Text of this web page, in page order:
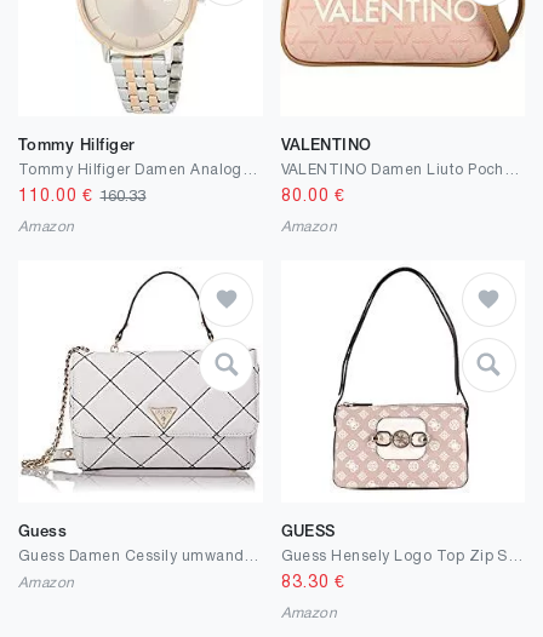
Tommy Hilfiger
110.00 €160.33
Amazon
VALENTINO
80.00 €
Amazon
Guess
Amazon
GUESS
83.30 €
Amazon